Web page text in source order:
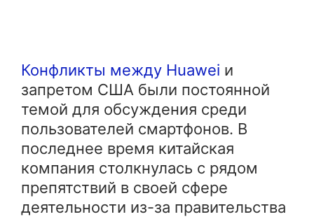
Конфликты между Huawei и
запретом США были постоянной
темой для обсуждения среди
пользователей смартфонов. В
последнее время китайская
компания столкнулась с рядом
препятствий в своей сфере
деятельности из-за правительства